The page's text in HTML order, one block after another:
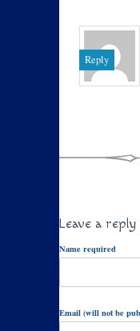
Reply
Leave a reply
Name required
Email (will not be